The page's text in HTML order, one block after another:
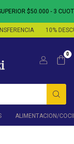
$50.000 - 3 CUOTAS SIN
10% DESCUENTO
0
ALIMENTACION/